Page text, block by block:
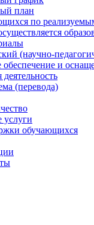
план
по
(научно-
и
(перевода)
услуги
обучающихся